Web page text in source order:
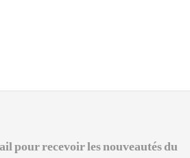
pour recevoir les nouveautés du